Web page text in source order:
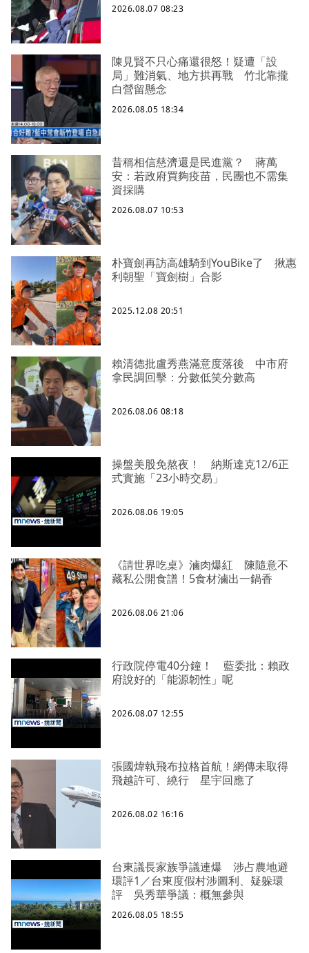
2026.08.07 08:23
陳見賢不只心痛還很怒！疑遭「設
局」難消氣、地方拱再戰 竹北靠攏
白營留懸念
2026.08.05 18:34
昔稱相信慈濟還是民進黨？ 蔣萬
安：若政府買夠疫苗，民團也不需集
資採購
2026.08.07 10:53
朴寶劍再訪高雄騎到YouBike了 揪惠
利朝聖「寶劍樹」合影
2025.12.08 20:51
賴清德批盧秀燕滿意度落後 中市府
拿民調回擊：分數低笑分數高
2026.08.06 08:18
操盤美股免熬夜！ 納斯達克12/6正
式實施「23小時交易」
2026.08.06 19:05
《請世界吃桌》滷肉爆紅 陳隨意不
藏私公開食譜！5食材滷出一鍋香
2026.08.06 21:06
行政院停電40分鐘！ 藍委批：賴政
府說好的「能源韌性」呢
2026.08.07 12:55
張國煒執飛布拉格首航！網傳未取得
飛越許可、繞行 星宇回應了
2026.08.02 16:16
台東議長家族爭議連爆 涉占農地避
環評1／台東度假村涉圖利、疑躲環
評 吳秀華爭議：概無參與
2026.08.05 18:55